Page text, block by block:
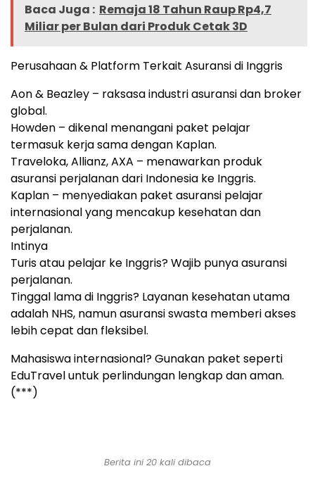
Baca Juga : Remaja 18 Tahun Raup Rp4,7
Miliar per Bulan dari Produk Cetak 3D
Perusahaan & Platform Terkait Asuransi di Inggris
Aon & Beazley – raksasa industri asuransi dan broker
global.
Howden – dikenal menangani paket pelajar
termasuk kerja sama dengan Kaplan.
Traveloka, Allianz, AXA – menawarkan produk
asuransi perjalanan dari Indonesia ke Inggris.
Kaplan – menyediakan paket asuransi pelajar
internasional yang mencakup kesehatan dan
perjalanan.
Intinya
Turis atau pelajar ke Inggris? Wajib punya asuransi
perjalanan.
Tinggal lama di Inggris? Layanan kesehatan utama
adalah NHS, namun asuransi swasta memberi akses
lebih cepat dan fleksibel.
Mahasiswa internasional? Gunakan paket seperti
EduTravel untuk perlindungan lengkap dan aman.
(***)
Berita ini 20 kali dibaca